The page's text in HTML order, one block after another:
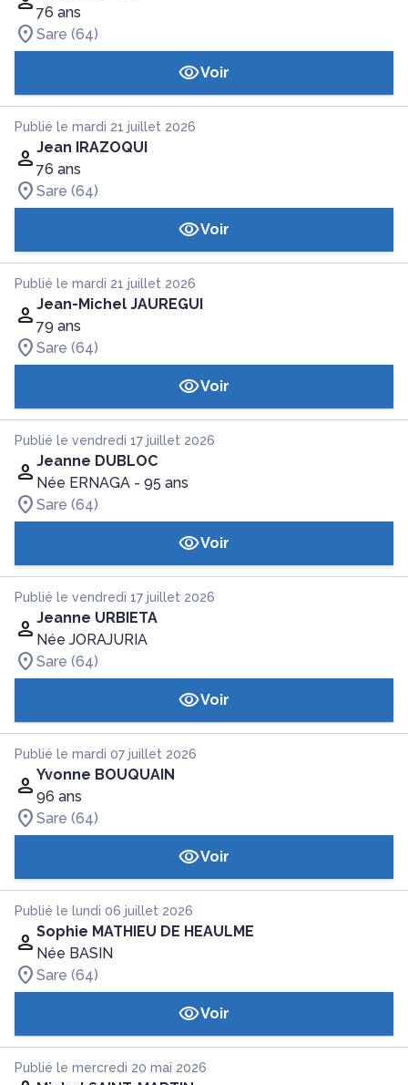
76 ans
Sare (64)
Voir
Publié le mardi 21 juillet 2026
Jean IRAZOQUI
76 ans
Sare (64)
Voir
Publié le mardi 21 juillet 2026
Jean-Michel JAUREGUI
79 ans
Sare (64)
Voir
Publié le vendredi 17 juillet 2026
Jeanne DUBLOC
Née ERNAGA - 95 ans
Sare (64)
Voir
Publié le vendredi 17 juillet 2026
Jeanne URBIETA
Née JORAJURIA
Sare (64)
Voir
Publié le mardi 07 juillet 2026
Yvonne BOUQUAIN
96 ans
Sare (64)
Voir
Publié le lundi 06 juillet 2026
Sophie MATHIEU DE HEAULME
Née BASIN
Sare (64)
Voir
Publié le mercredi 20 mai 2026